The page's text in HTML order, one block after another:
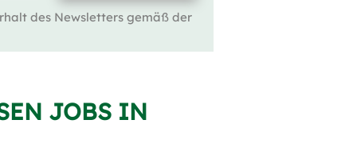
des Newsletters gemäß der
JOBS IN